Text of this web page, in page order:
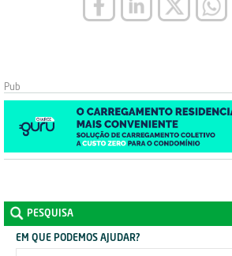
PESQUISA
EM QUE PODEMOS AJUDAR?